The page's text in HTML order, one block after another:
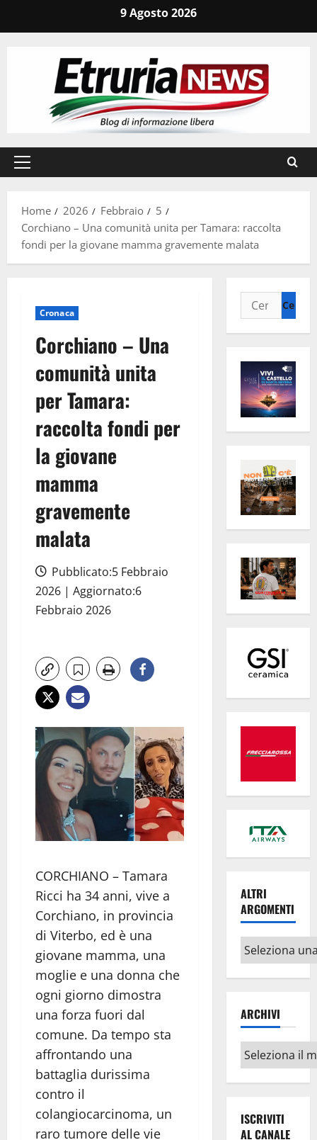
9 Agosto 2026
Menu
Home
2026 Febbraio
5
Corchiano – Una comunità unita per Tamara: raccolta
fondi per la giovane mamma gravemente malata
Cronaca
Corchiano – Una
comunità unita
per Tamara:
raccolta fondi per
la giovane
mamma
gravemente
malata
Pubblicato:5 Febbraio
2026 | Aggiornato:6
Febbraio 2026
CORCHIANO – Tamara
Ricci ha 34 anni, vive a
Corchiano, in provincia
di Viterbo, ed è una
giovane mamma, una
moglie e una donna che
ogni giorno dimostra
una forza fuori dal
comune. Da tempo sta
affrontando una
battaglia durissima
contro il
colangiocarcinoma, un
raro tumore delle vie
Ricerca
per:
ALTRI
ARGOMENTI
Altri
argomenti
ARCHIVI
Archivi
ISCRIVITI
AL CANALE